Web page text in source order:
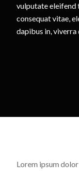
vulputate eleifend
consequat vitae,
dapibus in, viverra
Lorem ipsum